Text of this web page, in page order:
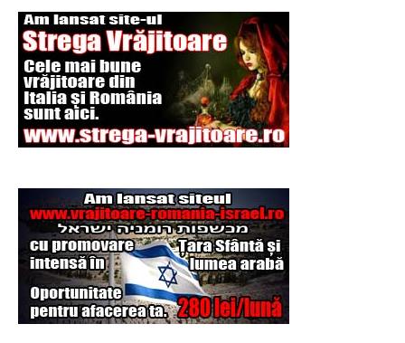
Ochii statuii
Fecioarei
sângerează